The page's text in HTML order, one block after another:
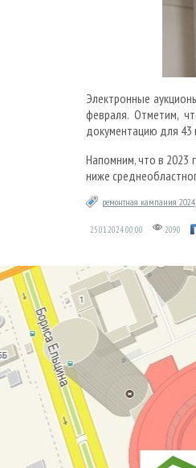
Электронные
февраля. Отметим,
документацию для
Напомним, что в 2023
ниже
ремонтная кампания 2024,
25.01.202400:00 2090